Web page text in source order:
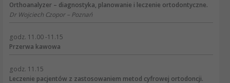
Orthoanalyzer – diagnostyka, planowanie i leczenie ortodontyczne.
Dr Wojciech Czopor – Poznań
godz. 11.00 -11.15
Przerwa kawowa
godz. 11.15
Leczenie pacjentów z zastosowaniem metod cyfrowej ortodoncji.